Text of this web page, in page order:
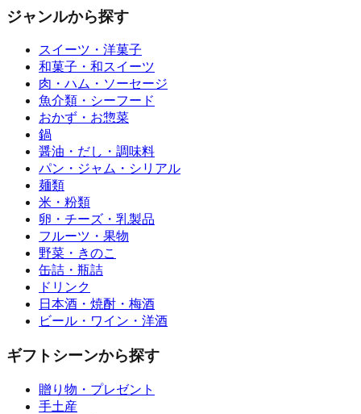
ジャンルから探す
スイーツ・洋菓子
和菓子・和スイーツ
肉・ハム・ソーセージ
魚介類・シーフード
おかず・お惣菜
鍋
醤油・だし・調味料
パン・ジャム・シリアル
麺類
米・粉類
卵・チーズ・乳製品
フルーツ・果物
野菜・きのこ
缶詰・瓶詰
ドリンク
日本酒・焼酎・梅酒
ビール・ワイン・洋酒
ギフトシーンから探す
贈り物・プレゼント
手土産